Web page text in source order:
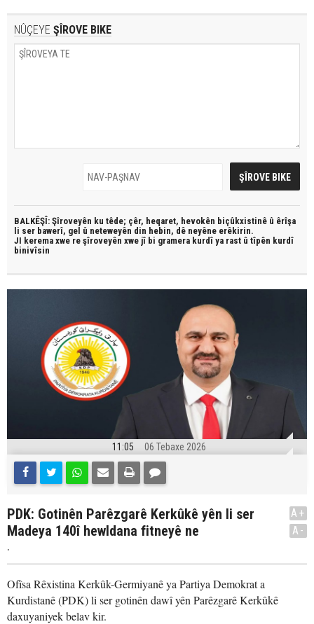
NÛÇEYE ŞÎROVE BIKE
BALKÊŞÎ: Şîroveyên ku têde; çêr, heqaret, hevokên biçûkxistinê û êrîşa
li ser bawerî, gel û neteweyên din hebin, dê neyêne erêkirin.
JI kerema xwe re şîroveyên xwe jî bi gramera kurdî ya rast û tîpên kurdî
binivîsin
11:05 06 Tebaxe 2026
PDK: Gotinên Parêzgarê Kerkûkê yên li ser
Madeya 140î hewldana fitneyê ne
.
A+
A-
Ofîsa Rêxistina Kerkûk-Germiyanê ya Partiya Demokrat a
Kurdistanê (PDK) li ser gotinên dawî yên Parêzgarê Kerkûkê
daxuyaniyek belav kir.